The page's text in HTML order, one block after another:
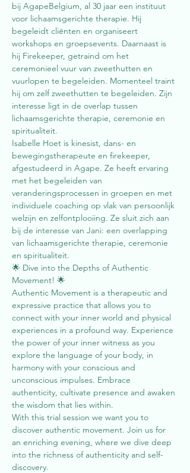
bij AgapeBelgium, al 30 jaar een instituut
voor lichaamsgerichte therapie. Hij
begeleidt cliënten en organiseert
workshops en groepsevents. Daarnaast is
hij Firekeeper, getraind om het
ceremonieel vuur van zweethutten en
vuurlopen te begeleiden. Momenteel traint
hij om zelf zweethutten te begeleiden. Zijn
interesse ligt in de overlap tussen
lichaamsgerichte therapie, ceremonie en
spiritualiteit.
Isabelle Hoet is kinesist, dans- en
bewegingstherapeute en firekeeper,
afgestudeerd in Agape. Ze heeft ervaring
met het begeleiden van
veranderingsprocessen in groepen en met
individuele coaching op vlak van persoonlijk
welzijn en zelfontplooiing. Ze sluit zich aan
bij de interesse van Jani: een overlapping
van lichaamsgerichte therapie, ceremonie
en spiritualiteit.
🌟 Dive into the Depths of Authentic
Movement! 🌟
Authentic Movement is a therapeutic and
expressive practice that allows you to
connect with your inner world and physical
experiences in a profound way. Experience
the power of your inner witness as you
explore the language of your body, in
harmony with your conscious and
unconscious impulses. Embrace
authenticity, cultivate presence and awaken
the wisdom that lies within.
With this trial session we want you to
discover authentic movement. Join us for
an enriching evening, where we dive deep
into the richness of authenticity and self-
discovery.